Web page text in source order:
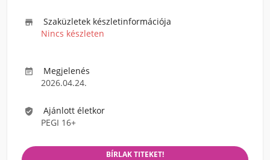

Szaküzletek készletinformációja
Nincs készleten

Megjelenés
2026.04.24.

Ajánlott életkor
PEGI 16+
BÍRLAK TITEKET!